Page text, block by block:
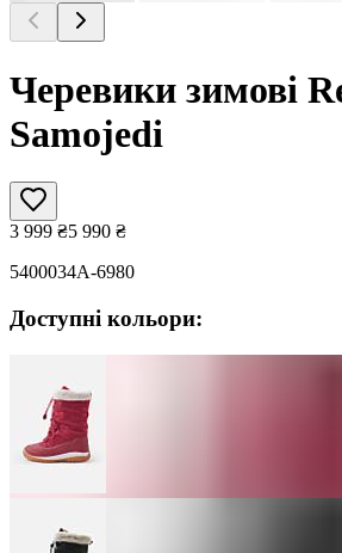
Черевики зимові
Samojedi
3 999 ₴5 990 ₴
5400034A-6980
Доступні кольори: